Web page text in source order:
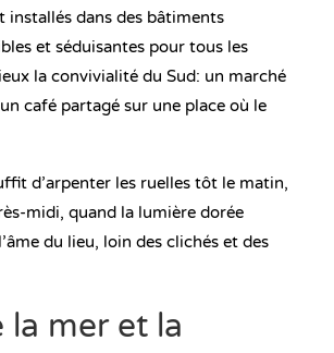
installés dans des bâtiments
et séduisantes pour tous les
la convivialité du Sud: un marché
café partagé sur une place où le
d’arpenter les ruelles tôt le matin,
midi, quand la lumière dorée
du lieu, loin des clichés et des
mer et la